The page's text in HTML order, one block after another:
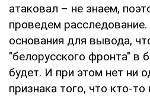
атаковал – не знаем,
проведем расследование.
основания для вывода,
"белорусского фронта" в
будет. И при этом нет ни
признака того, что кто-